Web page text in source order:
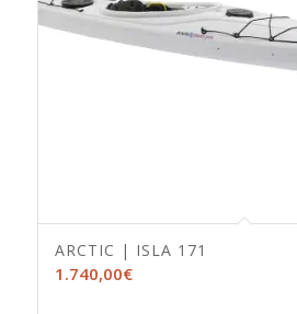
ARCTIC | ISLA 171
1.740,00€